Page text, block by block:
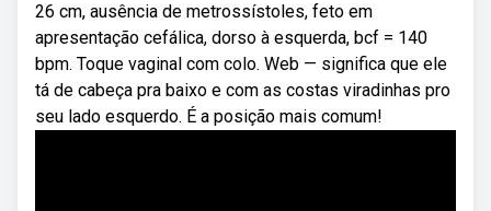
26 cm, ausência de metrossístoles, feto em
apresentação cefálica, dorso à esquerda, bcf = 140
bpm. Toque vaginal com colo. Web — significa que ele
tá de cabeça pra baixo e com as costas viradinhas pro
seu lado esquerdo. É a posição mais comum!